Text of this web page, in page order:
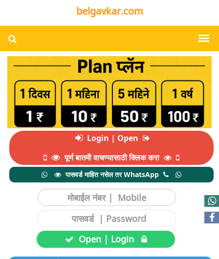
belgavkar.com
Login | Open
पूर्ण बातमी वाचण्यासाठी क्लिक करा
पासवर्ड माहित नसेल तर WhatsApp
Open | Login